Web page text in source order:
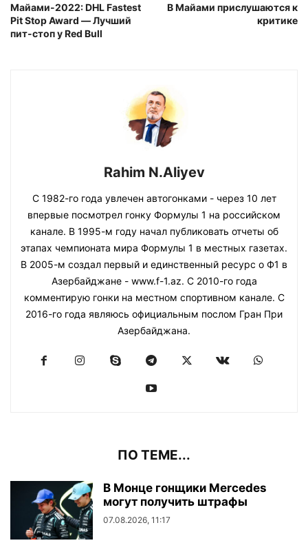
Майами-2022: DHL Fastest
Pit Stop Award — Лучший
пит-стоп у Red Bull
В Майами прислушаются к
критике
Rahim N.Aliyev
С 1982-го года увлечен автогонками - через 10 лет
впервые посмотрел гонку Формулы 1 на российском
канале. В 1995-м году начал публиковать отчеты об
этапах чемпионата мира Формулы 1 в местных газетах.
В 2005-м создал первый и единственный ресурс о Ф1 в
Азербайджане - www.f-1.az. С 2010-го года
комментирую гонки на местном спортивном канале. С
2016-го года являюсь официальным послом Гран При
Азербайджана.
ПО ТЕМЕ...
В Монце гонщики Mercedes
могут получить штрафы
07.08.2026, 11:17